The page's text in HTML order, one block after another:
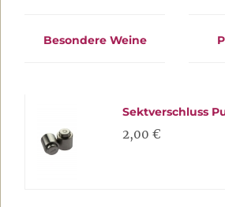
Besondere Weine
Sektverschluss
2,00 €